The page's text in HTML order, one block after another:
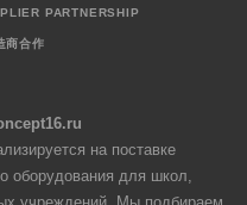
PARTNERSHIP
商合作
на поставке
оборудования для школ,